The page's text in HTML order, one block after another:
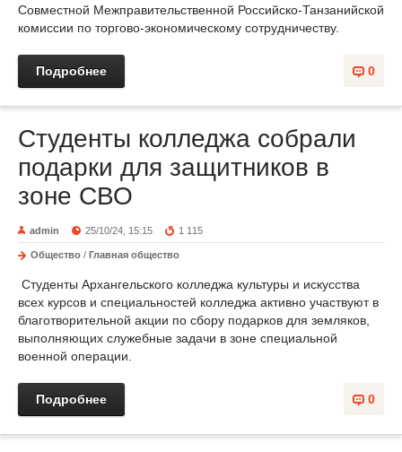
Совместной Межправительственной Российско-Танзанийской
комиссии по торгово-экономическому сотрудничеству.
0
Подробнее
Студенты колледжа собрали
подарки для защитников в
зоне СВО
admin 25/10/24, 15:15 1 115
Общество / Главная общество
Студенты Архангельского колледжа культуры и искусства
всех курсов и специальностей колледжа активно участвуют в
благотворительной акции по сбору подарков для земляков,
выполняющих служебные задачи в зоне специальной
военной операции.
0
Подробнее